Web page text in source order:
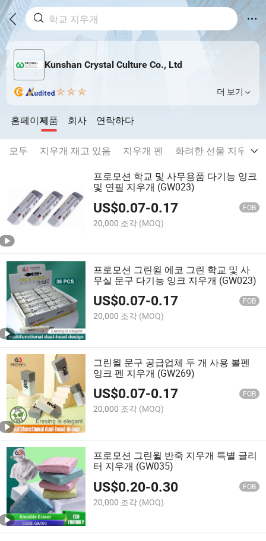
Kunshan Crystal Culture Co., Ltd
더 보기
홈페이지제품 회사 연락하다
모두 지우개 재고 있음 지우개 펜
화려한 선물 지우개
프로모션 학교 및 사무용품 다기능 잉크
및 연필 지우개 (GW023)
US$0.07-0.17 FOB
20,000 조각 (MOQ)
프로모션 그린윌 에코 그린 학교 및 사
무실 문구 다기능 잉크 지우개 (GW023)
US$0.07-0.17 FOB
20,000 조각 (MOQ)
그린윌 문구 공급업체 두 개 사용 볼펜
잉크 펜 지우개 (GW269)
US$0.07-0.17 FOB
20,000 조각 (MOQ)
프로모션 그린윌 반죽 지우개 특별 글리
터 지우개 (GW035)
US$0.20-0.30 FOB
20,000 조각 (MOQ)